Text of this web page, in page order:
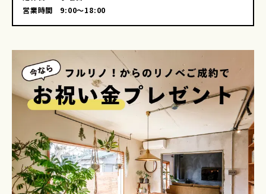
営業時間
9:00〜18:00